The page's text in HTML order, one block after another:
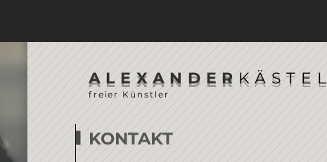
ALEXANDER KÄSTEL
freier Künstler
KONTAKT